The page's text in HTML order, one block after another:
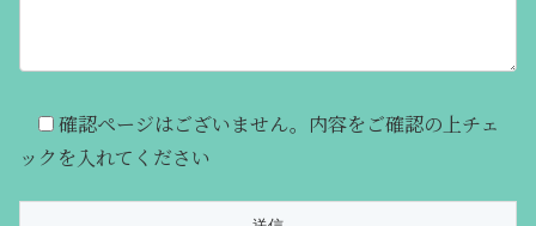
確認ページはございません。内容をご確認の上チェ
ックを入れてください